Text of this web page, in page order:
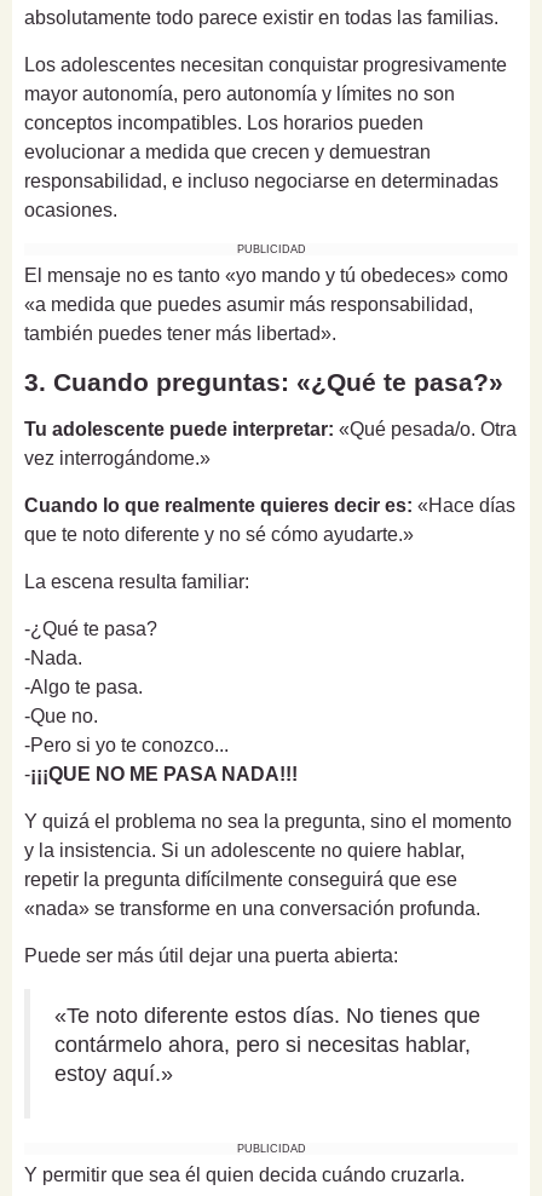
absolutamente todo parece existir en todas las familias.
Los adolescentes necesitan conquistar progresivamente
mayor autonomía, pero autonomía y límites no son
conceptos incompatibles. Los horarios pueden
evolucionar a medida que crecen y demuestran
responsabilidad, e incluso negociarse en determinadas
ocasiones.
PUBLICIDAD
El mensaje no es tanto «yo mando y tú obedeces» como
«a medida que puedes asumir más responsabilidad,
también puedes tener más libertad».
3. Cuando preguntas: «¿Qué te pasa?»
Tu adolescente puede interpretar: «Qué pesada/o. Otra
vez interrogándome.»
Cuando lo que realmente quieres decir es: «Hace días
que te noto diferente y no sé cómo ayudarte.»
La escena resulta familiar:
-¿Qué te pasa?
-Nada.
-Algo te pasa.
-Que no.
-Pero si yo te conozco...
-¡¡¡QUE NO ME PASA NADA!!!
Y quizá el problema no sea la pregunta, sino el momento
y la insistencia. Si un adolescente no quiere hablar,
repetir la pregunta difícilmente conseguirá que ese
«nada» se transforme en una conversación profunda.
Puede ser más útil dejar una puerta abierta:
«Te noto diferente estos días. No tienes que
contármelo ahora, pero si necesitas hablar,
estoy aquí.»
PUBLICIDAD
Y permitir que sea él quien decida cuándo cruzarla.